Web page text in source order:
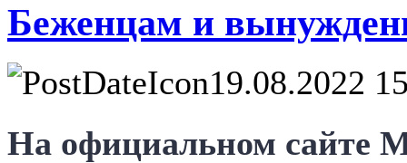
Беженцам и
19.08.2022
На официальном сайте